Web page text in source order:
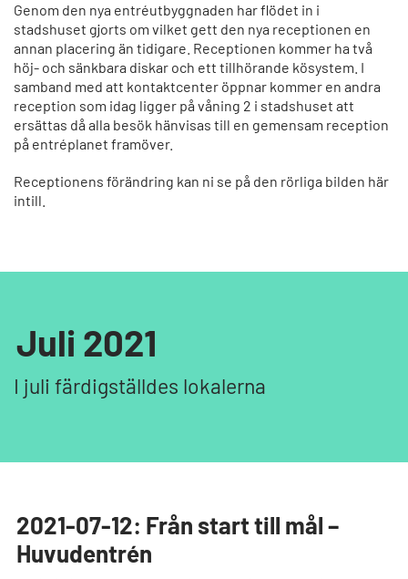
Genom den nya entréutbyggnaden har flödet in i
stadshuset gjorts om vilket gett den nya receptionen en
annan placering än tidigare. Receptionen kommer ha två
höj- och sänkbara diskar och ett tillhörande kösystem. I
samband med att kontaktcenter öppnar kommer en andra
reception som idag ligger på våning 2 i stadshuset att
ersättas då alla besök hänvisas till en gemensam reception
på entréplanet framöver.
Receptionens förändring kan ni se på den rörliga bilden här
intill.
Juli 2021
I juli färdigställdes lokalerna
2021-07-12: Från start till mål –
Huvudentrén